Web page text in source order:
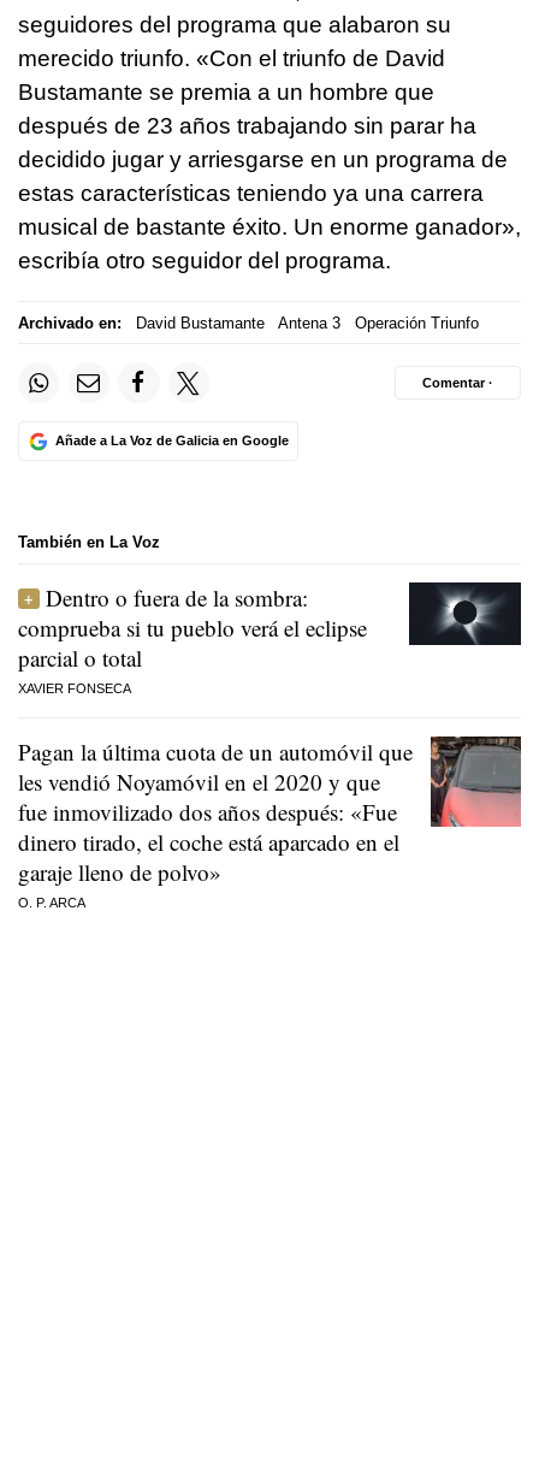
seguidores del programa que alabaron su
merecido triunfo. «Con el triunfo de David
Bustamante se premia a un hombre que
después de 23 años trabajando sin parar ha
decidido jugar y arriesgarse en un programa de
estas características teniendo ya una carrera
musical de bastante éxito. Un enorme ganador»,
escribía otro seguidor del programa.
Archivado en: David Bustamante Antena 3 Operación Triunfo
Añade a La Voz de Galicia en Google
Comentar ·
También en La Voz
Dentro o fuera de la sombra:
comprueba si tu pueblo verá el eclipse
parcial o total
XAVIER FONSECA
Pagan la última cuota de un automóvil que
les vendió Noyamóvil en el 2020 y que
fue inmovilizado dos años después: «Fue
dinero tirado, el coche está aparcado en el
garaje lleno de polvo»
O. P. ARCA